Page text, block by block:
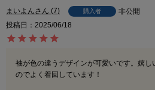
まいよん 7 購入者
非公開
投稿日
2025/06/18
袖が色の違うデザインが可愛いです。嬉
のでよく着回しています！